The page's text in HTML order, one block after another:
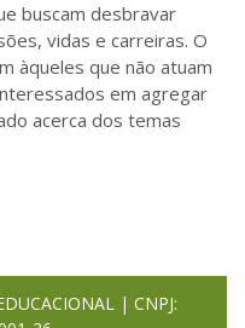
buscam desbravar
vidas e carreiras. O
àqueles que não atuam
em agregar
acerca dos temas
| CNPJ: